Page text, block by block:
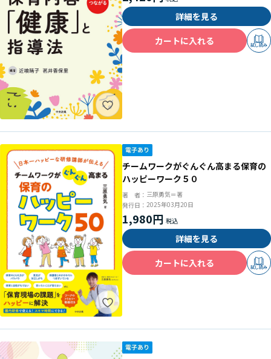
詳細を見る
カートに入れる
試し読み
チームワークがぐんぐん高まる保育の
ハッピーワーク５０
著 者： 三原勇気＝著
発行日： 2025年03月20日
1,980円
詳細を見る
カートに入れる
試し読み